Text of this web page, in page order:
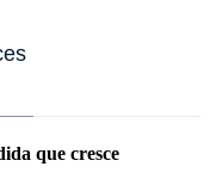
que cresce